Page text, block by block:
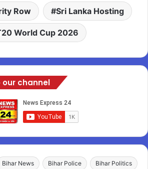
Row Sri Lanka Hosting
World Cup 2026
channel
Bihar News Bihar Police Bihar Politics